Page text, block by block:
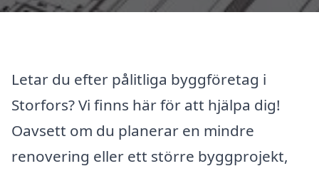
Letar du efter pålitliga byggföretag i
Storfors? Vi finns här för att hjälpa dig!
Oavsett om du planerar en mindre
renovering eller ett större byggprojekt,